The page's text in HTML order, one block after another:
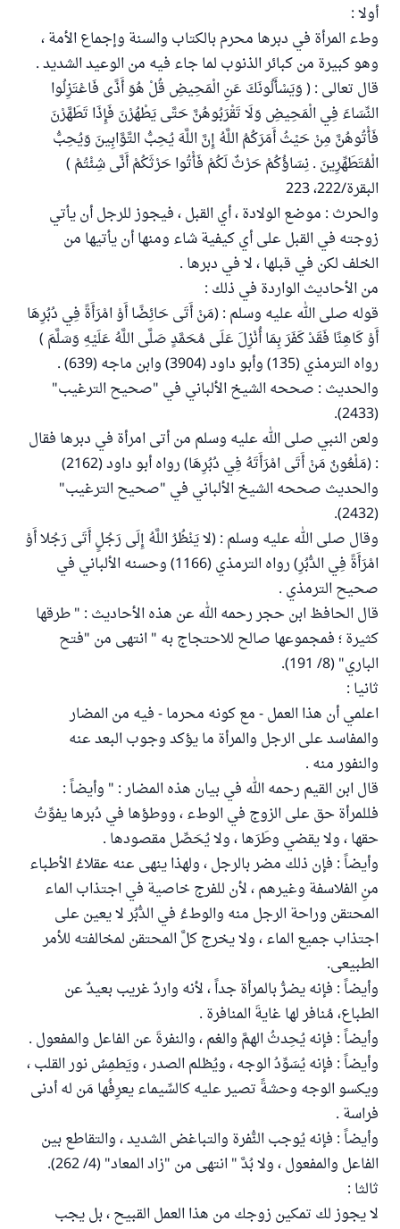
أولا :
وطء المرأة في دبرها محرم بالكتاب والسنة وإجماع الأمة ،
وهو كبيرة من كبائر الذنوب لما جاء فيه من الوعيد الشديد .
قال تعالى : ( وَيَسْأَلُونَكَ عَنِ الْمَحِيضِ قُلْ هُوَ أَذًى فَاعْتَزِلُوا
النِّسَاءَ فِي الْمَحِيضِ وَلَا تَقْرَبُوهُنَّ حَتَّى يَطْهُرْنَ فَإِذَا تَطَهَّرْنَ
فَأْتُوهُنَّ مِنْ حَيْثُ أَمَرَكُمُ اللَّهُ إِنَّ اللَّهَ يُحِبُّ التَّوَّابِينَ وَيُحِبُّ
الْمُتَطَهِّرِينَ . نِسَاؤُكُمْ حَرْثٌ لَكُمْ فَأْتُوا حَرْثَكُمْ أَنَّى شِئْتُمْ )
البقرة/222، 223
والحرث : موضع الولادة ، أي القبل ، فيجوز للرجل أن يأتي
زوجته في القبل على أي كيفية شاء ومنها أن يأتيها من
الخلف لكن في قبلها ، لا في دبرها .
من الأحاديث الواردة في ذلك :
قوله صلى الله عليه وسلم : (مَنْ أَتَى حَائِضًا أَوْ امْرَأَةً فِي دُبُرِهَا
أَوْ كَاهِنًا فَقَدْ كَفَرَ بِمَا أُنْزِلَ عَلَى مُحَمَّدٍ صَلَّى اللَّهُ عَلَيْهِ وَسَلَّمَ )
رواه الترمذي (135) وأبو داود (3904) وابن ماجه (639) .
والحديث : صححه الشيخ الألباني في "صحيح الترغيب"
(2433).
ولعن النبي صلى الله عليه وسلم من أتى امرأة في دبرها فقال
: (مَلْعُونٌ مَنْ أَتَى امْرَأَتَهُ فِي دُبُرِهَا) رواه أبو داود (2162)
والحديث صححه الشيخ الألباني في "صحيح الترغيب"
(2432).
وقال صلى الله عليه وسلم : (لا يَنْظُرُ اللَّهُ إِلَى رَجُلٍ أَتَى رَجُلا أَوْ
امْرَأَةً فِي الدُّبُرِ) رواه الترمذي (1166) وحسنه الألباني في
صحيح الترمذي .
قال الحافظ ابن حجر رحمه الله عن هذه الأحاديث : " طرقها
كثيرة ؛ فمجموعها صالح للاحتجاج به " انتهى من "فتح
الباري" (8/ 191).
ثانيا :
اعلمي أن هذا العمل - مع كونه محرما - فيه من المضار
والمفاسد على الرجل والمرأة ما يؤكد وجوب البعد عنه
والنفور منه .
قال ابن القيم رحمه الله في بيان هذه المضار : " وأيضاً :
فللمرأة حق على الزوج في الوطء ، ووطؤها في دُبرها يفوِّتُ
حقها ، ولا يقضي وطَرَها ، ولا يُحَصِّل مقصودها .
وأيضاً : فإن ذلك مضر بالرجل ، ولهذا ينهى عنه عقلاءُ الأطباء
منِ الفلاسفة وغيرهم ، لأن للفرج خاصية في اجتذاب الماء
المحتقن وراحة الرجل منه والوطءُ في الدُّبُر لا يعين على
اجتذاب جميع الماء ، ولا يخرج كلَّ المحتقن لمخالفته للأمر
الطبيعى.
وأيضاً : فإنه يضرُّ بالمرأة جداً ، لأنه واردٌ غريب بعيدٌ عن
الطباع، مُنافر لها غايةَ المنافرة .
وأيضاً : فإنه يُحِدثُ الهمَّ والغم ، والنفرةَ عن الفاعل والمفعول .
وأيضاً : فإنه يُسَوِّدُ الوجه ، ويُظلم الصدر ، ويَطمِسُ نور القلب ،
ويكسو الوجه وحشةً تصير عليه كالسِّيماء يعرِفُها مَن له أدنى
فراسة .
وأيضاً : فإنه يُوجب النُّفرة والتباغض الشديد ، والتقاطع بين
الفاعل والمفعول ، ولا بُدَّ " انتهى من "زاد المعاد" (4/ 262).
ثالثا :
لا يجوز لك تمكين زوجك من هذا العمل القبيح ، بل يجب